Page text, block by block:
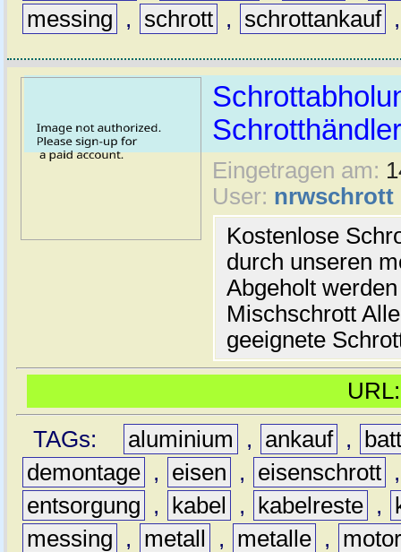
messing
, schrott , schrottankauf
Eingetragen am:
User: nrwschrott
Kostenlose
durch unseren
Abgeholt
Mischschrott
geeignete
TAGs:
aluminium , ankauf ,
demontage , eisen , eisenschrott
entsorgung
, kabel , kabelreste ,
messing
, metall , metalle ,